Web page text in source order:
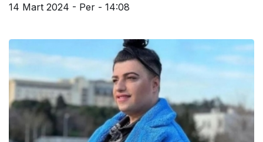
14 Mart 2024 - Per - 14:08